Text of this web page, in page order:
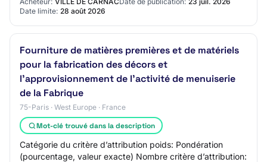
Date limite: 28 août 2026
Fourniture de matières premières et de matériels
pour la fabrication des décors et
l’approvisionnement de l’activité de menuiserie
de la Fabrique
75-Paris · West Europe · France
Mot-clé trouvé dans la description
Catégorie du critère d’attribution poids: Pondération
(pourcentage, valeur exacte) Nombre critère d’attribution: